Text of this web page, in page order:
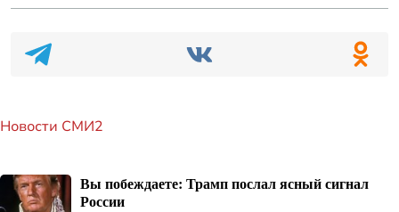
Новости СМИ2
Вы побеждаете: Трамп послал ясный сигнал
России